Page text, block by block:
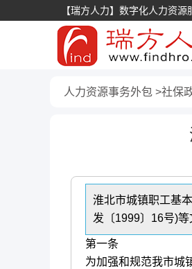
【瑞方人力】数字化人力资
人力资源事务外包 社保
淮北市城镇职工基
发〔1999〕16号)等
第一条
为加强和规范我市城